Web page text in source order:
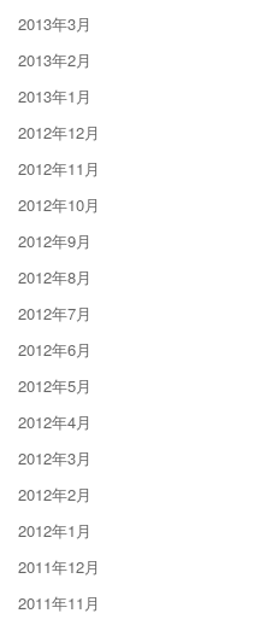
2013年3月
2013年2月
2013年1月
2012年12月
2012年11月
2012年10月
2012年9月
2012年8月
2012年7月
2012年6月
2012年5月
2012年4月
2012年3月
2012年2月
2012年1月
2011年12月
2011年11月